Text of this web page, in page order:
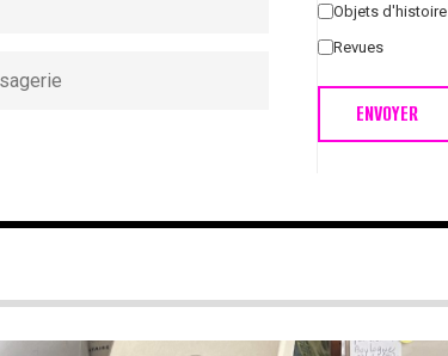
Objets d'histoire
Revues
ENVOYER